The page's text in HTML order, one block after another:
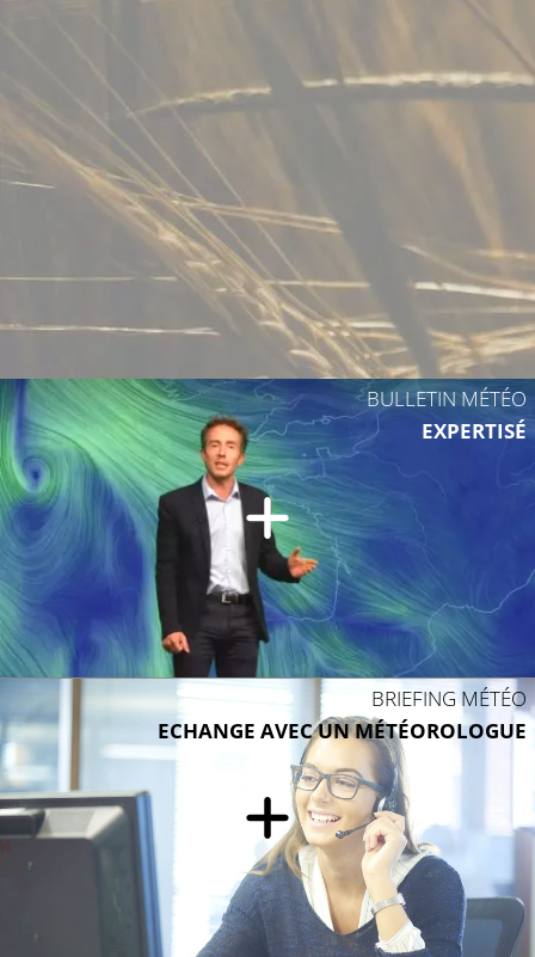
20°C
19°C
22°C
BULLETIN MÉTÉO
EXPERTISÉ
BRIEFING MÉTÉO
ECHANGE AVEC UN MÉTÉOROLOGUE